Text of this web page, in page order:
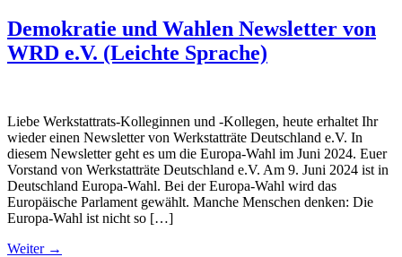
Demokratie und Wahlen Newsletter von
WRD e.V. (Leichte Sprache)
Liebe Werkstattrats-Kolleginnen und -Kollegen, heute erhaltet Ihr
wieder einen Newsletter von Werkstatträte Deutschland e.V. In
diesem Newsletter geht es um die Europa-Wahl im Juni 2024. Euer
Vorstand von Werkstatträte Deutschland e.V. Am 9. Juni 2024 ist in
Deutschland Europa-Wahl. Bei der Europa-Wahl wird das
Europäische Parlament gewählt. Manche Menschen denken: Die
Europa-Wahl ist nicht so […]
Weiter →